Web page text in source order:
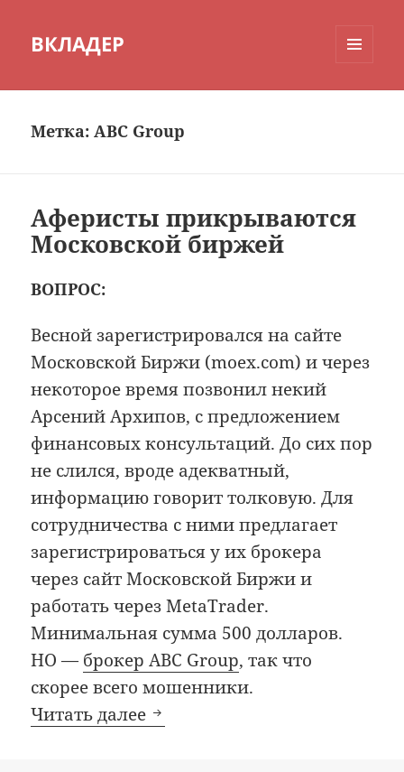
ВКЛАДЕР
Метка:ABC Group
Аферисты прикрываются
Московской биржей
ВОПРОС:
Весной зарегистрировался на сайте
Московской Биржи (moex.com) и через
некоторое время позвонил некий
Арсений Архипов, с предложением
финансовых консультаций. До сих пор
не слился, вроде адекватный,
информацию говорит толковую. Для
сотрудничества с ними предлагает
зарегистрироваться у их брокера
через сайт Московской Биржи и
работать через MetaTrader.
Минимальная сумма 500 долларов.
НО — брокер ABC Group, так что
скорее всего мошенники.
Читать далее Аферисты прикрываются